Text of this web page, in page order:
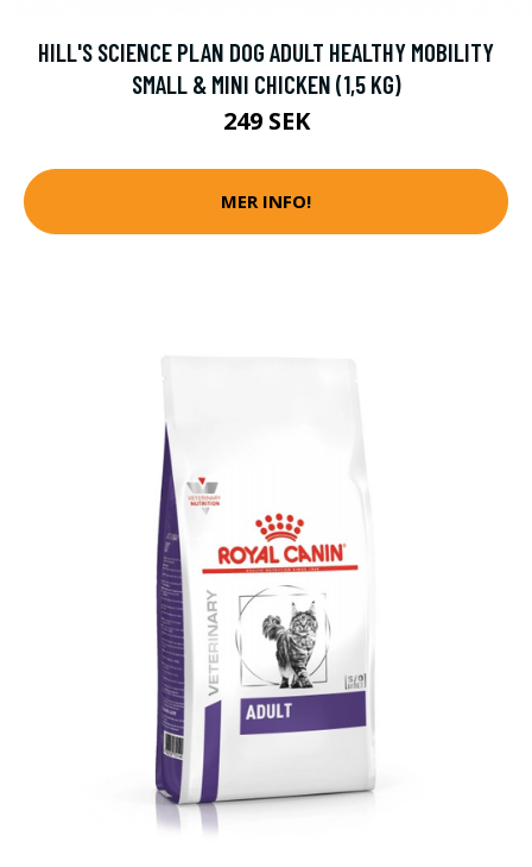
HILL'S SCIENCE PLAN DOG ADULT HEALTHY MOBILITY
SMALL & MINI CHICKEN (1,5 KG)
249 SEK
MER INFO!